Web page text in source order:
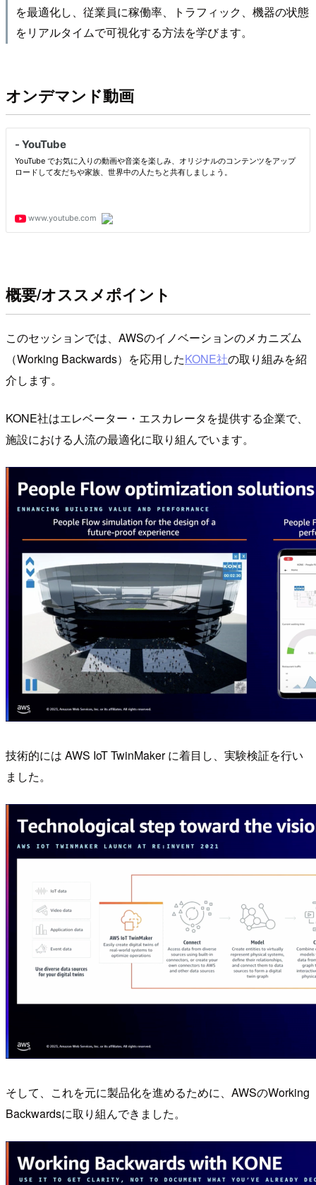
を最適化し、従業員に稼働率、トラフィック、機器の状態
をリアルタイムで可視化する方法を学びます。
オンデマンド動画
概要/オススメポイント
このセッションでは、AWSのイノベーションのメカニズム
（Working Backwards）を応用したKONE社の取り組みを紹
介します。
KONE社はエレベーター・エスカレータを提供する企業で、
施設における人流の最適化に取り組んでいます。
技術的には AWS IoT TwinMaker に着目し、実験検証を行い
ました。
そして、これを元に製品化を進めるために、AWSのWorking
Backwardsに取り組んできました。